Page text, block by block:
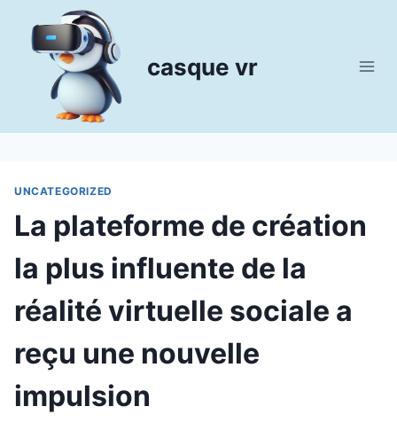
contenu
casque vr
UNCATEGORIZED
La plateforme de création
la plus influente de la
réalité virtuelle sociale a
reçu une nouvelle
impulsion